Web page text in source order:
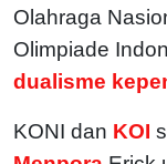
Olahraga
Olimpiade
dualisme
KONI dan KOI